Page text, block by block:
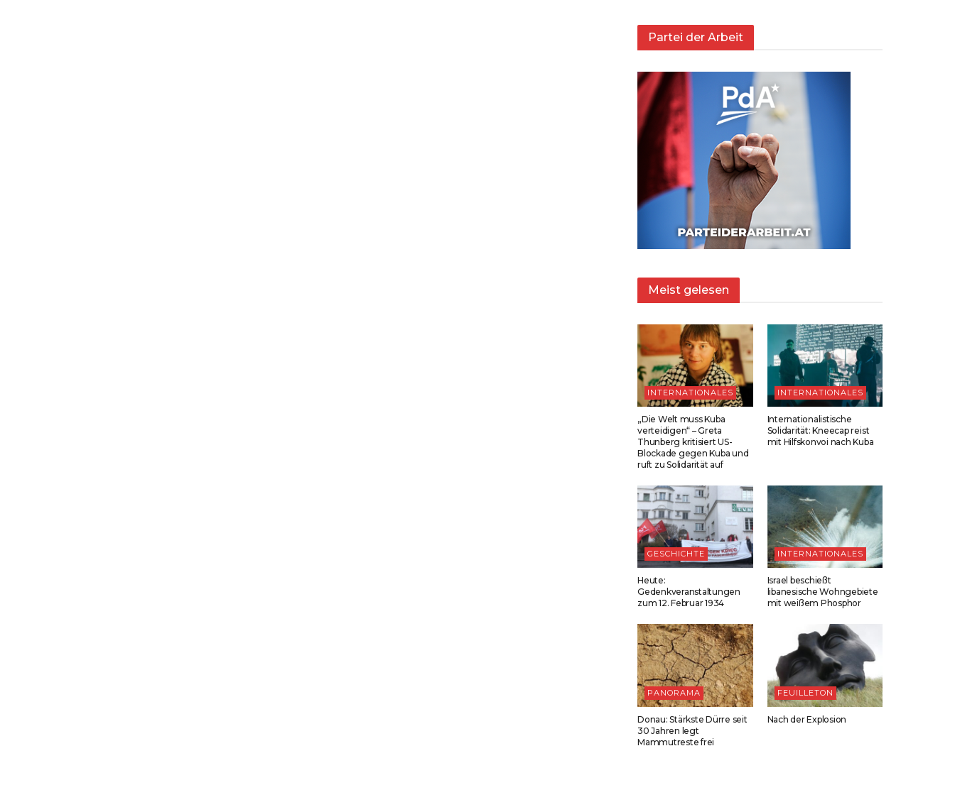
Partei der Arbeit
Meist gelesen
INTERNATIONALES
„Die Welt muss Kuba
verteidigen“ – Greta
Thunberg kritisiert US-
Blockade gegen Kuba und
ruft zu Solidarität auf
INTERNATIONALES
Internationalistische
Solidarität: Kneecap reist
mit Hilfskonvoi nach Kuba
GESCHICHTE
Heute:
Gedenkveranstaltungen
zum 12. Februar 1934
INTERNATIONALES
Israel beschießt
libanesische Wohngebiete
mit weißem Phosphor
PANORAMA
Donau: Stärkste Dürre seit
30 Jahren legt
Mammutreste frei
FEUILLETON
Nach der Explosion